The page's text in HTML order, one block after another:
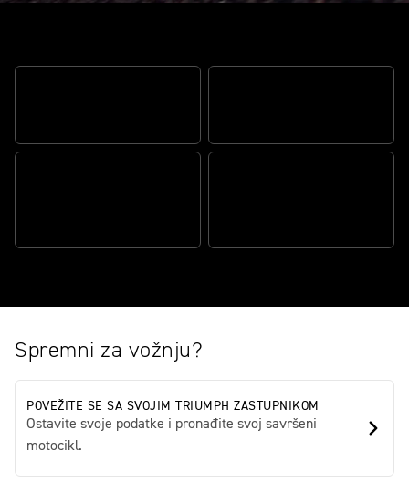
Spremni za vožnju?
POVEŽITE SE SA SVOJIM TRIUMPH ZASTUPNIKOM
Ostavite svoje podatke i pronađite svoj savršeni
motocikl.